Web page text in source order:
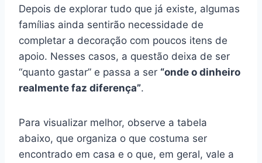
Depois de explorar tudo que já existe, algumas
famílias ainda sentirão necessidade de
completar a decoração com poucos itens de
apoio. Nesses casos, a questão deixa de ser
“quanto gastar” e passa a ser “onde o dinheiro
realmente faz diferença”.
Para visualizar melhor, observe a tabela
abaixo, que organiza o que costuma ser
encontrado em casa e o que, em geral, vale a